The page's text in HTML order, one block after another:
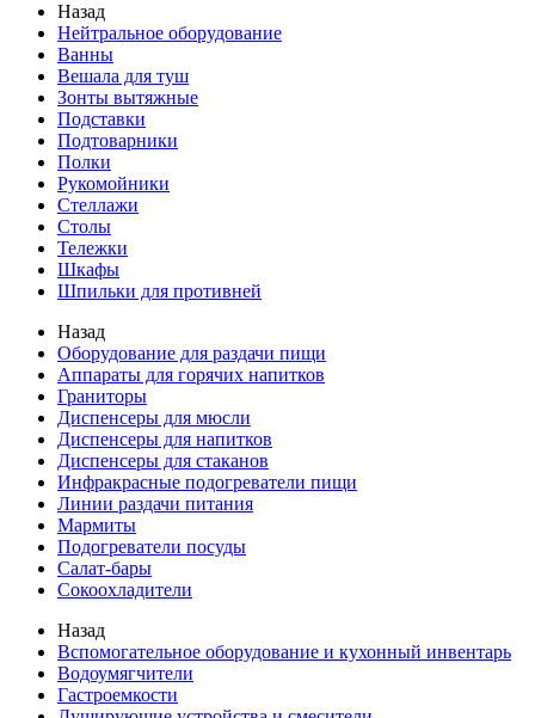
Назад
Нейтральное оборудование
Ванны
Вешала для туш
Зонты вытяжные
Подставки
Подтоварники
Полки
Рукомойники
Стеллажи
Столы
Тележки
Шкафы
Шпильки для противней
Назад
Оборудование для раздачи пищи
Аппараты для горячих напитков
Граниторы
Диспенсеры для мюсли
Диспенсеры для напитков
Диспенсеры для стаканов
Инфракрасные подогреватели пищи
Линии раздачи питания
Мармиты
Подогреватели посуды
Салат-бары
Сокоохладители
Назад
Вспомогательное оборудование и кухонный инвентарь
Водоумягчители
Гастроемкости